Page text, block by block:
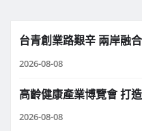
台青創業路艱辛 兩岸融
2026-08-08
高齡健康產業博覽會 打
2026-08-08